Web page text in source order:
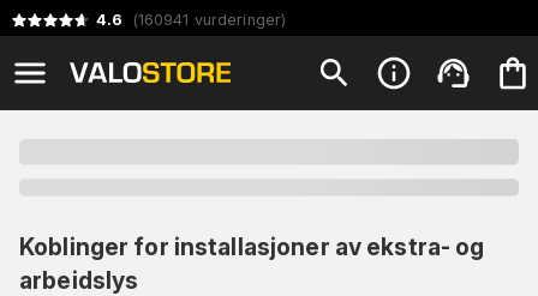
4.6 (160941 vurderinger)
Koblinger for installasjoner av ekstra- og
arbeidslys